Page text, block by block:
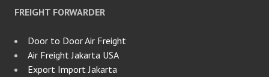
FREIGHT FORWARDER
Door to Door Air Freight
Air Freight Jakarta USA
Export Import Jakarta